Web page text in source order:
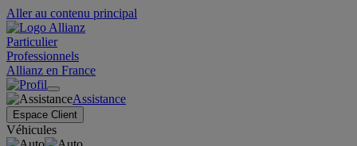
Aller au contenu principal
Particulier
Professionnels
Allianz en France
Assistance
Espace Client
Véhicules